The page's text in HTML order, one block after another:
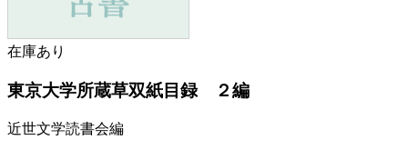
在庫あり
東京大学所蔵草双紙目録 ２編
近世文学読書会編